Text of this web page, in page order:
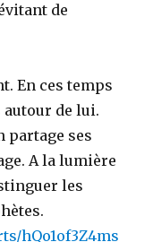
de
En ces temps
de lui.
partage ses
A la lumière
les
hQo1of3Z4ms